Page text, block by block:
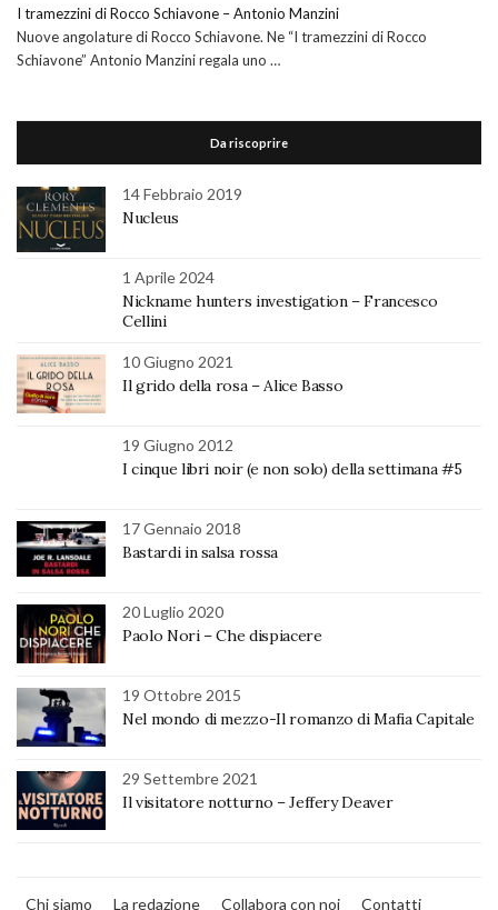
I tramezzini di Rocco Schiavone – Antonio Manzini
Nuove angolature di Rocco Schiavone. Ne “I tramezzini di Rocco
Schiavone” Antonio Manzini regala uno …
Da riscoprire
14 Febbraio 2019
Nucleus
1 Aprile 2024
Nickname hunters investigation – Francesco
Cellini
10 Giugno 2021
Il grido della rosa – Alice Basso
19 Giugno 2012
I cinque libri noir (e non solo) della settimana #5
17 Gennaio 2018
Bastardi in salsa rossa
20 Luglio 2020
Paolo Nori – Che dispiacere
19 Ottobre 2015
Nel mondo di mezzo-Il romanzo di Mafia Capitale
29 Settembre 2021
Il visitatore notturno – Jeffery Deaver
Chi siamo La redazione Collabora con noi Contatti